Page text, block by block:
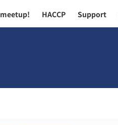
meetup! HACCP Support